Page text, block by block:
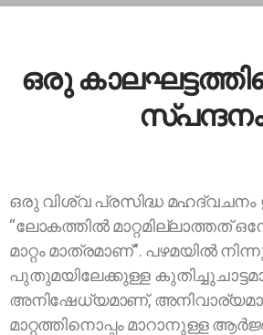
ഒരു
ഒരു വിശ്വ പ്രസിദ്ധ മഹദ്വചനം
“ലോകത്തില്‍ മാറ്റമില്ലാത്തത്
മാറ്റം മാത്രമാണ്”. പഴമയില്‍
പുതുമയിലേക്കുള്ള കുതിച്ചുചാട്ടമാണ്
അനിഷേധ്യമാണ്,
മാറ്റത്തിനൊപ്പം മാറാനുള്ള